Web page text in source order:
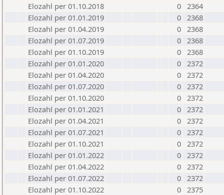
Elozahl per 01.10.2018
0 2364
Elozahl per 01.01.2019
0 2368
Elozahl per 01.04.2019
0 2368
Elozahl per 01.07.2019
0 2368
Elozahl per 01.10.2019
0 2368
Elozahl per 01.01.2020
0 2372
Elozahl per 01.04.2020
0 2372
Elozahl per 01.07.2020
0 2372
Elozahl per 01.10.2020
0 2372
Elozahl per 01.01.2021
0 2372
Elozahl per 01.04.2021
0 2372
Elozahl per 01.07.2021
0 2372
Elozahl per 01.10.2021
0 2372
Elozahl per 01.01.2022
0 2372
Elozahl per 01.04.2022
0 2372
Elozahl per 01.07.2022
0 2372
Elozahl per 01.10.2022
0 2375